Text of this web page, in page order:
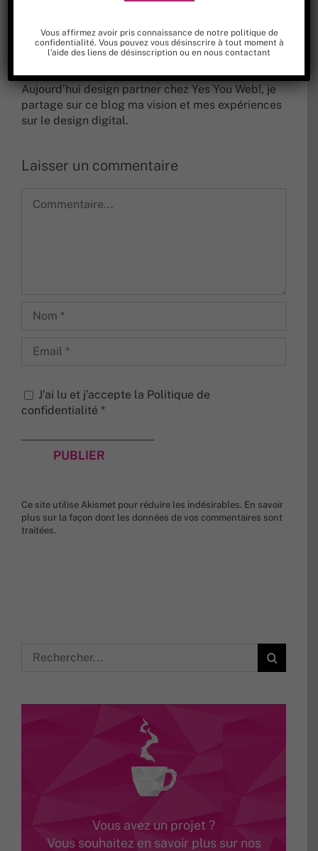
Designer graphique depuis plus de
20 ans, je suis spécialisé en identités
visuelles. Dès la fin des années 90, je
me passionne pour le web.
Aujourd’hui design partner chez Yes You Web!, je
partage sur ce blog ma vision et mes expériences
sur le design digital.
Laisser un commentaire
J’ai lu et j’accepte la Politique de
confidentialité *
Ce site utilise Akismet pour réduire les indésirables. En savoir
plus sur la façon dont les données de vos commentaires sont
traitées.
Rechercher:
Vous avez un projet ?
Vous souhaitez en savoir plus sur nos
Vous affirmez avoir pris connaissance de notre politique de
confidentialité. Vous pouvez vous désinscrire à tout moment à
l’aide des liens de désinscription ou en nous contactant